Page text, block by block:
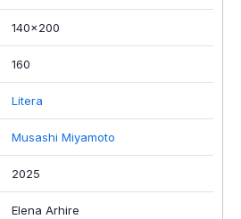
140x200
160
Litera
Musashi Miyamoto
2025
Elena Arhire